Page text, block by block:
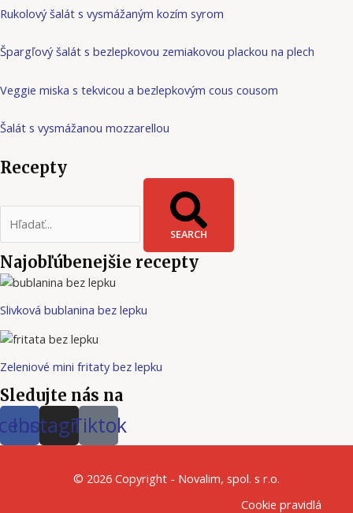
Rukolový šalát s vysmážaným kozím syrom
Špargľový šalát s bezlepkovou zemiakovou plackou na plech
Veggie miska s tekvicou a bezlepkovým cous cousom
Šalát s vysmážanou mozzarellou
Recepty
SEARCH
Najobľúbenejšie recepty
Slivková bublanina bez lepku
Zeleniové mini fritaty bez lepku
Sledujte nás na
Instagram
Tiktok
© 2026 Copyright - Novalim, spol. s r.o.
Cookie pravidlá